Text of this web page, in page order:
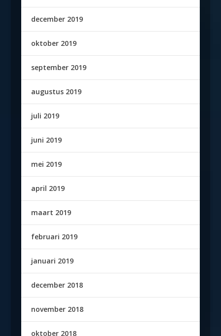
december 2019
oktober 2019
september 2019
augustus 2019
juli 2019
juni 2019
mei 2019
april 2019
maart 2019
februari 2019
januari 2019
december 2018
november 2018
oktober 2018